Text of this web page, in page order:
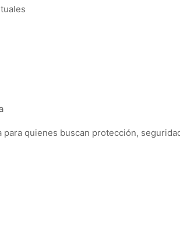
quienes buscan protección,